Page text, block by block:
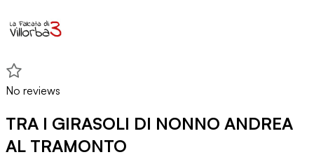
No reviews
TRA I GIRASOLI DI NONNO ANDREA
AL TRAMONTO